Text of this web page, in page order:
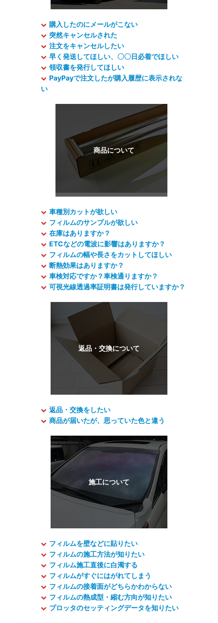
購入したのにメールがこない
突然キャンセルされた
注文をキャンセルしたい
早く発送してほしい、〇〇日必着でほしい
領収書を発行してほしい
PayPayで注文したが購入履歴に表示されな
い
車種別カットが欲しい
フィルムのサンプルが欲しい
在庫はありますか？
ETCなどの電波に影響はありますか？
フィルムの幅や長さをカットしてほしい
断熱効果はありますか？
車検対応ですか？車検通りますか？
可視光線透過率証明書は発行していますか？
返品・交換をしたい
商品が届いたが、思っていた色と違う
フィルムを壁などに貼りたい
フィルムの施工方法が知りたい
フィルム施工直後に白濁する
フィルムがすぐにはがれてしまう
フィルムの接着面がどちらかわからない
フィルムの熱成型・縮む方向が知りたい
プロッタのセッティングデータを知りたい